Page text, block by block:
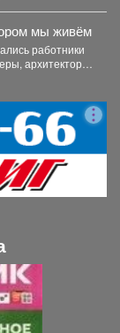
мы живём
работники
архитекторы,